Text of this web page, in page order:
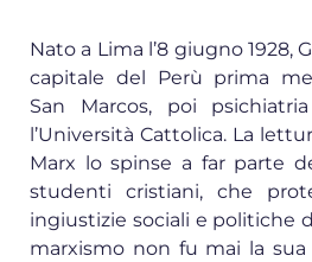
Nato a Lima l’8 giugno 1928,
capitale del Perù prima
San Marcos, poi
l’Università Cattolica. La
Marx lo spinse a far parte
studenti cristiani, che
ingiustizie sociali e politiche
marxismo non fu mai la sua